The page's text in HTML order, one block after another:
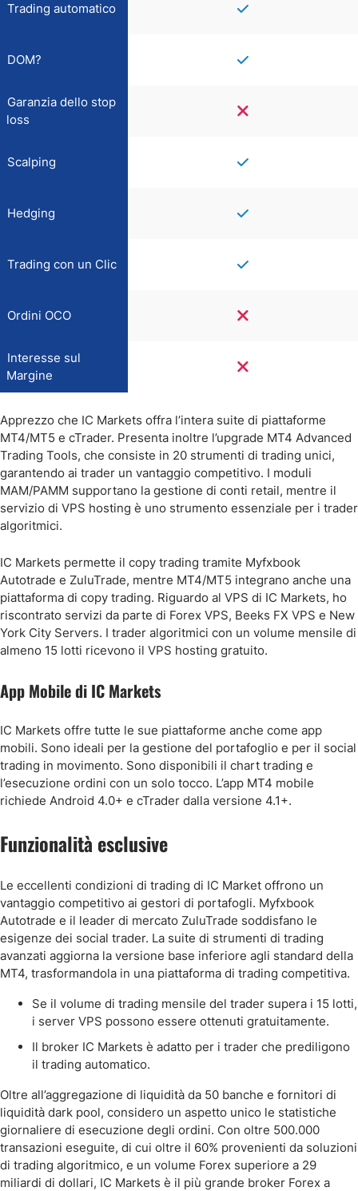
Trading automatico
DOM?
Garanzia dello stop
loss
Scalping
Hedging
Trading con un Clic
Ordini OCO
Interesse sul
Margine
Apprezzo che IC Markets offra l’intera suite di piattaforme
MT4/MT5 e cTrader. Presenta inoltre l’upgrade MT4 Advanced
Trading Tools, che consiste in 20 strumenti di trading unici,
garantendo ai trader un vantaggio competitivo. I moduli
MAM/PAMM supportano la gestione di conti retail, mentre il
servizio di VPS hosting è uno strumento essenziale per i trader
algoritmici.
IC Markets permette il copy trading tramite Myfxbook
Autotrade e ZuluTrade, mentre MT4/MT5 integrano anche una
piattaforma di copy trading. Riguardo al VPS di IC Markets, ho
riscontrato servizi da parte di Forex VPS, Beeks FX VPS e New
York City Servers. I trader algoritmici con un volume mensile di
almeno 15 lotti ricevono il VPS hosting gratuito.
App Mobile di IC Markets
IC Markets offre tutte le sue piattaforme anche come app
mobili. Sono ideali per la gestione del portafoglio e per il social
trading in movimento. Sono disponibili il chart trading e
l’esecuzione ordini con un solo tocco. L’app MT4 mobile
richiede Android 4.0+ e cTrader dalla versione 4.1+.
Funzionalità esclusive
Le eccellenti condizioni di trading di IC Market offrono un
vantaggio competitivo ai gestori di portafogli. Myfxbook
Autotrade e il leader di mercato ZuluTrade soddisfano le
esigenze dei social trader. La suite di strumenti di trading
avanzati aggiorna la versione base inferiore agli standard della
MT4, trasformandola in una piattaforma di trading competitiva.
Se il volume di trading mensile del trader supera i 15 lotti,
i server VPS possono essere ottenuti gratuitamente.
Il broker IC Markets è adatto per i trader che prediligono
il trading automatico.
Oltre all’aggregazione di liquidità da 50 banche e fornitori di
liquidità dark pool, considero un aspetto unico le statistiche
giornaliere di esecuzione degli ordini. Con oltre 500.000
transazioni eseguite, di cui oltre il 60% provenienti da soluzioni
di trading algoritmico, e un volume Forex superiore a 29
miliardi di dollari, IC Markets è il più grande broker Forex a